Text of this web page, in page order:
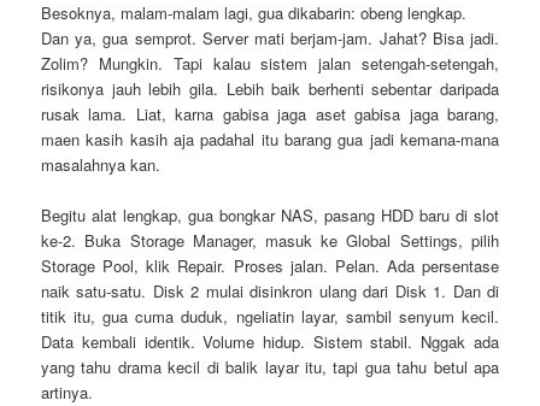
Besoknya, malam-malam lagi, gua dikabarin: obeng lengkap.
Dan ya, gua semprot. Server mati berjam-jam. Jahat? Bisa jadi.
Zolim? Mungkin. Tapi kalau sistem jalan setengah-setengah,
risikonya jauh lebih gila. Lebih baik berhenti sebentar daripada
rusak lama. Liat, karna gabisa jaga aset gabisa jaga barang,
maen kasih kasih aja padahal itu barang gua jadi kemana-mana
masalahnya kan.
Begitu alat lengkap, gua bongkar NAS, pasang HDD baru di slot
ke-2. Buka Storage Manager, masuk ke Global Settings, pilih
Storage Pool, klik Repair. Proses jalan. Pelan. Ada persentase
naik satu-satu. Disk 2 mulai disinkron ulang dari Disk 1. Dan di
titik itu, gua cuma duduk, ngeliatin layar, sambil senyum kecil.
Data kembali identik. Volume hidup. Sistem stabil. Nggak ada
yang tahu drama kecil di balik layar itu, tapi gua tahu betul apa
artinya.